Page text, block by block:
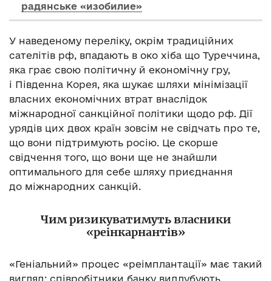
радянське «изобилие»
У наведеному переліку, окрім традиційних
сателітів рф, впадають в око хіба що Туреччина,
яка грає свою політичну й економічну гру,
і Південна Корея, яка шукає шляхи мінімізації
власних економічних втрат внаслідок
міжнародної санкційної політики щодо рф. Дії
урядів цих двох країн зовсім не свідчать про те,
що вони підтримують росію. Це скорше
свідчення того, що вони ще не знайшли
оптимального для себе шляху приєднання
до міжнародних санкцій.
Чим ризикуватимуть власники
«реінкарнантів»
«Геніальний» процес «реімплантації» має такий
вигляд: співробітники банку видлубують